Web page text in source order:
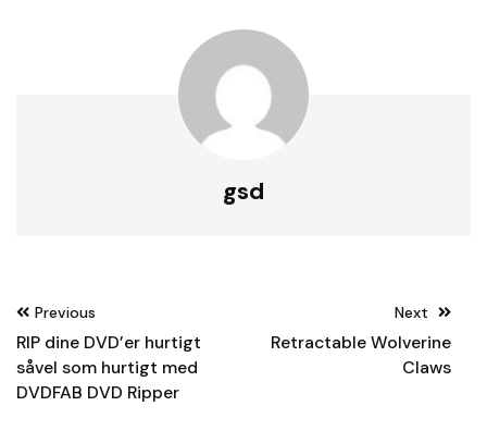
gsd
Post
navigation
Previous
RIP dine DVD’er hurtigt
såvel som hurtigt med
DVDFAB DVD Ripper
Next
Retractable Wolverine
Claws